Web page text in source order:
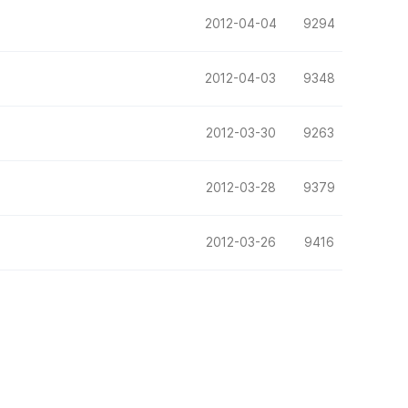
2012-04-04 9294
2012-04-03 9348
2012-03-30 9263
2012-03-28 9379
2012-03-26 9416